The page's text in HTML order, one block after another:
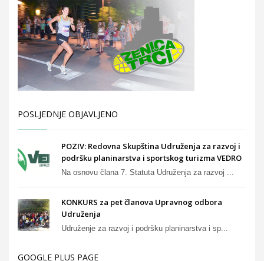
POSLJEDNJE OBJAVLJENO
POZIV: Redovna Skupština Udruženja za razvoj i
podršku planinarstva i sportskog turizma VEDRO
Na osnovu člana 7. Statuta Udruženja za razvoj ...
KONKURS za pet članova Upravnog odbora
Udruženja
Udruženje za razvoj i podršku planinarstva i sp...
GOOGLE PLUS PAGE